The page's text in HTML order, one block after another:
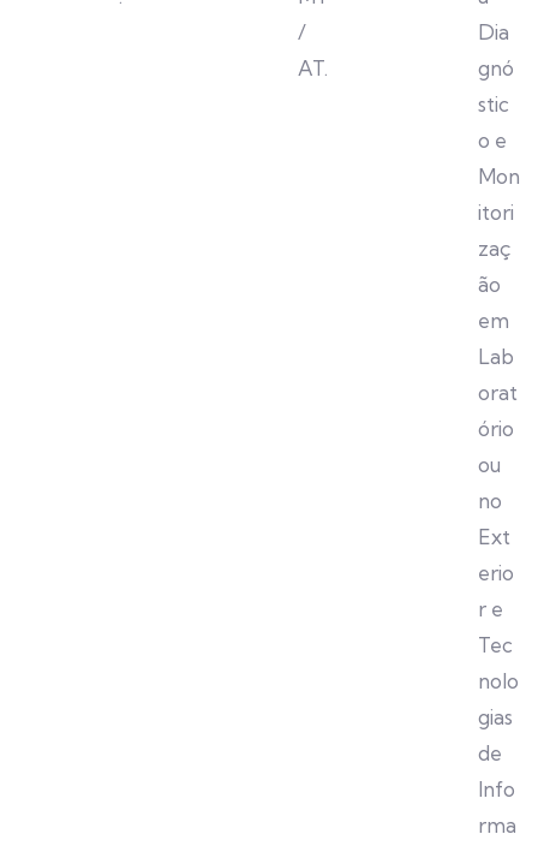
/
AT.
Dia
gnó
stic
o e
Mon
itori
zaç
ão
em
Lab
orat
ório
ou
no
Ext
erio
r e
Tec
nolo
gias
de
Info
rma